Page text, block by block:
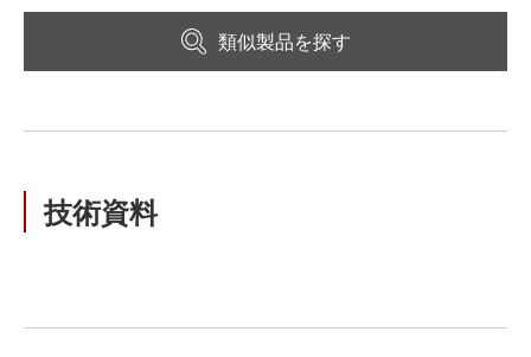
類似製品を探す
技術資料